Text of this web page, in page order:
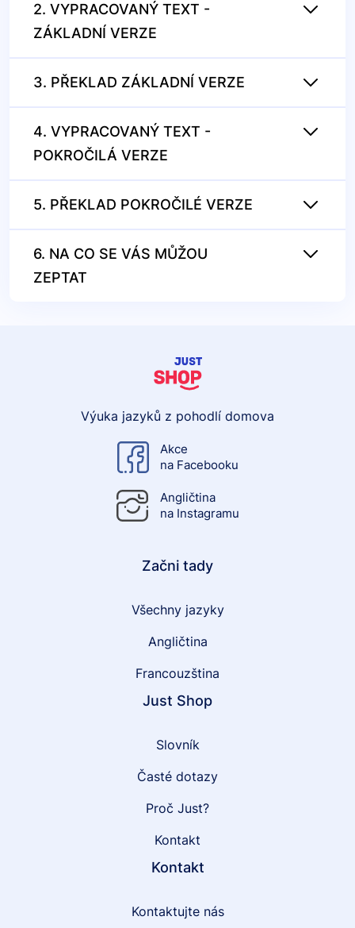
2. VYPRACOVANÝ TEXT -
ZÁKLADNÍ VERZE
3. PŘEKLAD ZÁKLADNÍ VERZE
4. VYPRACOVANÝ TEXT -
POKROČILÁ VERZE
5. PŘEKLAD POKROČILÉ VERZE
6. NA CO SE VÁS MŮŽOU
ZEPTAT
Výuka jazyků z pohodlí domova
Akce
na Facebooku
Angličtina
na Instagramu
Začni tady
Všechny jazyky
Angličtina
Francouzština
Just Shop
Slovník
Časté dotazy
Proč Just?
Kontakt
Kontakt
Kontaktujte nás